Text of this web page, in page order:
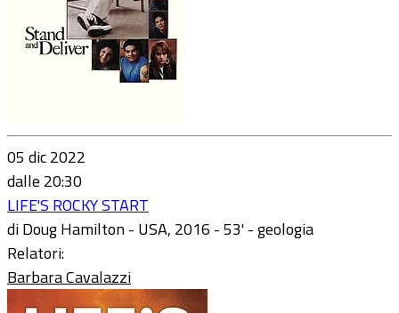
05 dic 2022
dalle 20:30
LIFE'S ROCKY START
di Doug Hamilton - USA, 2016 - 53' - geologia
Relatori:
Barbara Cavalazzi